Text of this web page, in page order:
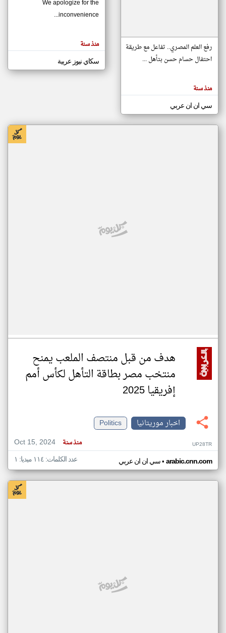
مصادر الأخبار من موريتانيا
اخبار موريتانيا على مدار الساعة
أهم اخبار موريتانيا العاجلة والمباشرة
المقالات
الموجوده
هنا عن
رفع العلم المصري.. تفاعل مع طريقة
احتفال حسام حسن بتأهل ...
منذ سنة
سي ان ان عربي
We apologize for the
inconvenience...
منذ سنة
سكاي نيوز عربية
هدف من قبل منتصف الملعب يمنح
منتخب مصر بطاقة التأهل لكأس أمم
إفريقيا 2025
اخبار موريتانيا
Politics
Oct 15, 2024
منذ سنة UP28TR
سي ان ان عربي• arabic.cnn.com عدد الكلمات: ١١٤ ميديا: ١
klyoum.com